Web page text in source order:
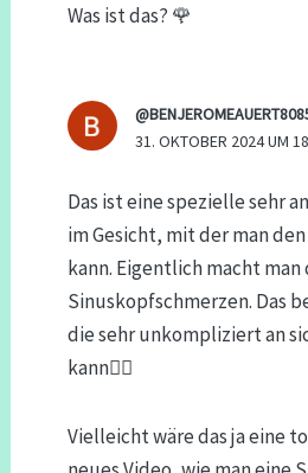
Was ist das? 🌹
31. OKTOBER 2024 UM
Das ist eine spezielle sehr
im Gesicht, mit der man
kann. Eigentlich macht
Sinuskopfschmerzen. Das
die sehr unkompliziert an
kann👌🏼
Vielleicht wäre das ja eine